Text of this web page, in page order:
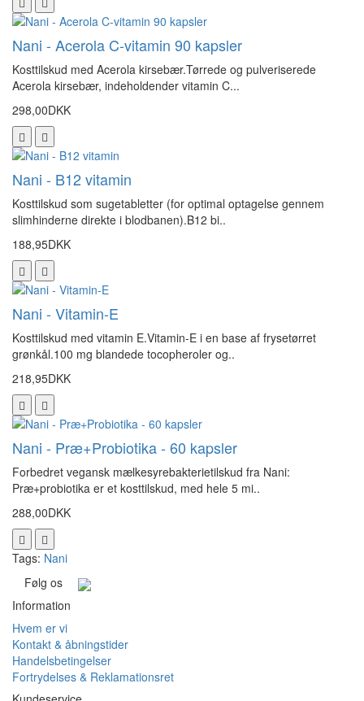
Nani - Acerola C-vitamin 90 kapsler
Kosttilskud med Acerola kirsebær.Tørrede og pulveriserede
Acerola kirsebær, indeholdender vitamin C...
298,00DKK
Nani - B12 vitamin
Kosttilskud som sugetabletter (for optimal optagelse gennem
slimhinderne direkte i blodbanen).B12 bi..
188,95DKK
Nani - Vitamin-E
Kosttilskud med vitamin E.Vitamin-E i en base af frysetørret
grønkål.100 mg blandede tocopheroler og..
218,95DKK
Nani - Præ+Probiotika - 60 kapsler
Forbedret vegansk mælkesyrebakterietilskud fra Nani:
Præ+probiotika er et kosttilskud, med hele 5 mi..
288,00DKK
Tags: Nani
Følg os
Information
Hvem er vi
Kontakt & åbningstider
Handelsbetingelser
Fortrydelses & Reklamationsret